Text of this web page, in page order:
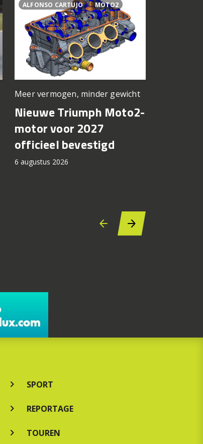
ALFONSO CARTUJO MOTO2
Meer vermogen, minder gewicht
Nieuwe Triumph Moto2-
motor voor 2027
officieel bevestigd
6 augustus 2026
SPORT
REPORTAGE
TOUREN